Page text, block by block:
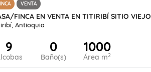
VENTA
FINCA EN VENTA EN TITIRIBÍ SITIO VIEJO
Antioquia
9 0
Baño(s)
1000
Área m2